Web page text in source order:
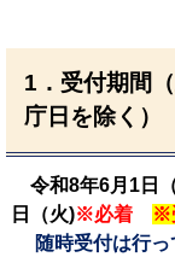
1．受付期間
庁日を除く）
令和8年6月1日
日（火)※必着
※
随時受付は行